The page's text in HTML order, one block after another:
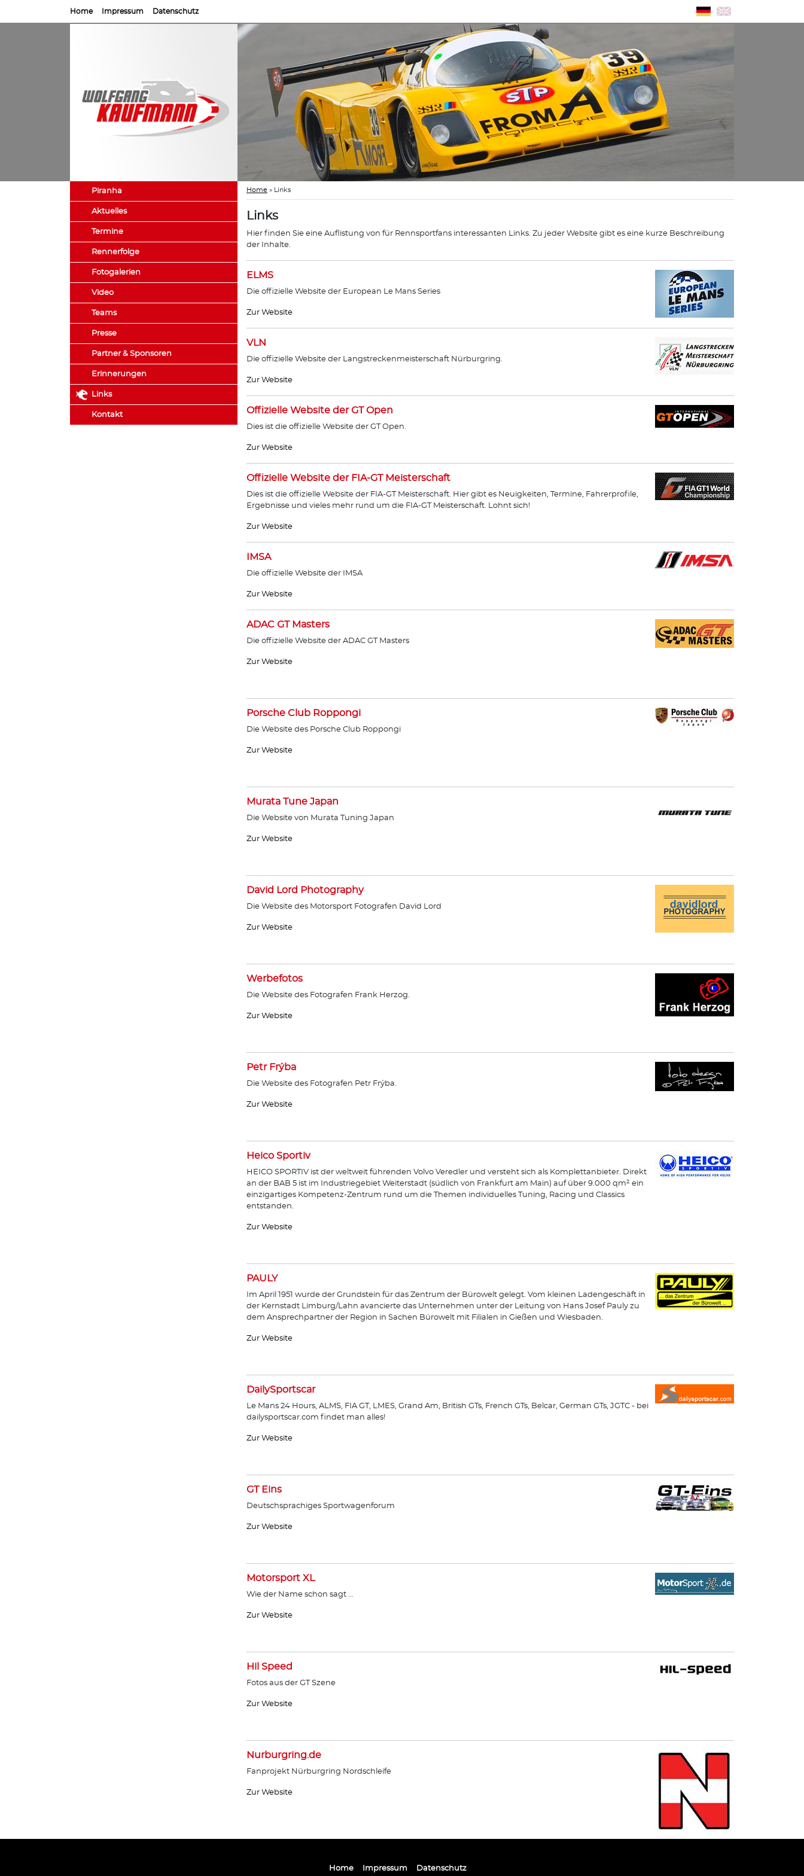
Home Impressum Datenschutz
Piranha
Aktuelles
Termine
Rennerfolge
Fotogalerien
Video
Teams
Presse
Partner & Sponsoren
Erinnerungen
Links
Kontakt
Home » Links
Links
Hier finden Sie eine Auflistung von für Rennsportfans interessanten Links. Zu jeder Website gibt es eine kurze Beschreibung
der Inhalte.
ELMS
Die offizielle Website der European Le Mans Series
Zur Website
VLN
Die offizielle Website der Langstreckenmeisterschaft Nürburgring.
Zur Website
Offizielle Website der GT Open
Dies ist die offizielle Website der GT Open.
Zur Website
Offizielle Website der FIA-GT Meisterschaft
Dies ist die offizielle Website der FIA-GT Meisterschaft. Hier gibt es Neuigkeiten, Termine, Fahrerprofile,
Ergebnisse und vieles mehr rund um die FIA-GT Meisterschaft. Lohnt sich!
Zur Website
IMSA
Die offizielle Website der IMSA
Zur Website
ADAC GT Masters
Die offizielle Website der ADAC GT Masters
Zur Website
Porsche Club Roppongi
Die Website des Porsche Club Roppongi
Zur Website
Murata Tune Japan
Die Website von Murata Tuning Japan
Zur Website
David Lord Photography
Die Website des Motorsport Fotografen David Lord
Zur Website
Werbefotos
Die Website des Fotografen Frank Herzog.
Zur Website
Petr Frýba
Die Website des Fotografen Petr Frýba.
Zur Website
Heico Sportiv
HEICO SPORTIV ist der weltweit führenden Volvo Veredler und versteht sich als Komplettanbieter. Direkt
an der BAB 5 ist im Industriegebiet Weiterstadt (südlich von Frankfurt am Main) auf über 9.000 qm² ein
einzigartiges Kompetenz-Zentrum rund um die Themen individuelles Tuning, Racing und Classics
entstanden.
Zur Website
PAULY
Im April 1951 wurde der Grundstein für das Zentrum der Bürowelt gelegt. Vom kleinen Ladengeschäft in
der Kernstadt Limburg/Lahn avancierte das Unternehmen unter der Leitung von Hans Josef Pauly zu
dem Ansprechpartner der Region in Sachen Bürowelt mit Filialen in Gießen und Wiesbaden.
Zur Website
DailySportscar
Le Mans 24 Hours, ALMS, FIA GT, LMES, Grand Am, British GTs, French GTs, Belcar, German GTs, JGTC - bei
dailysportscar.com findet man alles!
Zur Website
GT Eins
Deutschsprachiges Sportwagenforum
Zur Website
Motorsport XL
Wie der Name schon sagt …
Zur Website
Hil Speed
Fotos aus der GT Szene
Zur Website
Nurburgring.de
Fanprojekt Nürburgring Nordschleife
Zur Website
Home Impressum Datenschutz